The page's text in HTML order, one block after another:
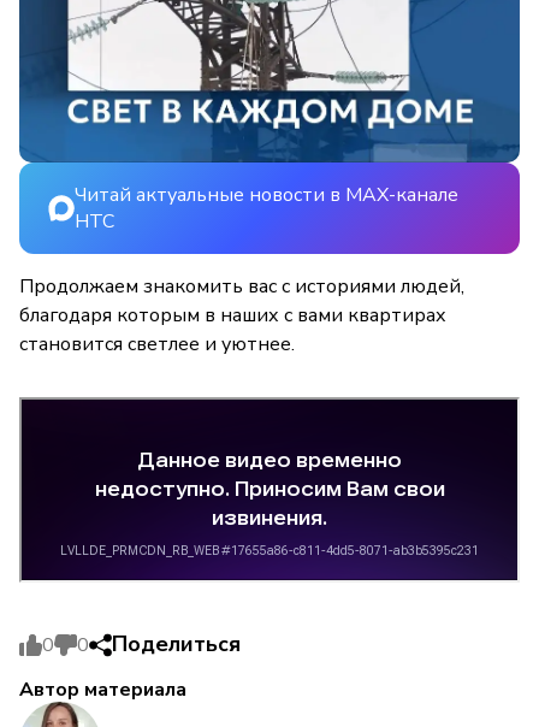
Читай актуальные новости в MAX-канале
НТС
Продолжаем знакомить вас с историями людей,
благодаря которым в наших с вами квартирах
становится светлее и уютнее.
0 0 Поделиться
Автор материала